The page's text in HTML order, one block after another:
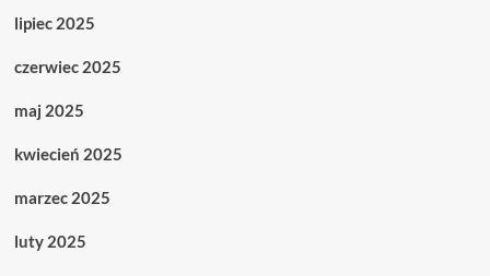
lipiec 2025
czerwiec 2025
maj 2025
kwiecień 2025
marzec 2025
luty 2025